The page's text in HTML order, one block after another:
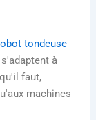
tondeuse
à
faut,
machines